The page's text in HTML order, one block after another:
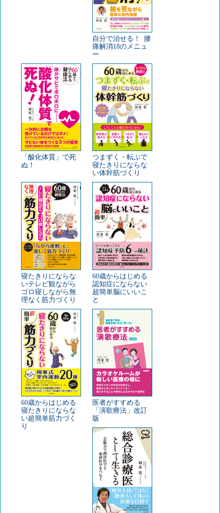
自分で治せる！ 腰
痛解消18のメニュ
ー
「酸化体質」で死
ぬ！
つまずく・転ぶで
寝たきりにならな
い体幹筋づくり
寝たきりにならな
いテレビ観ながら
ゴロ寝しながら無
理なく筋力づくり
60歳からはじめる
認知症にならない
超簡単脳にいいこ
と
60歳からはじめる
寝たきりにならな
い超簡単筋力づく
り
医者がすすめる
「演歌療法」改訂
版